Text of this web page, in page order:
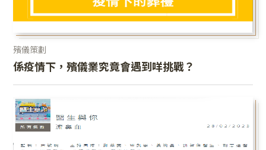
殯儀策劃
係疫情下，殯儀業究竟會遇到咩挑戰？